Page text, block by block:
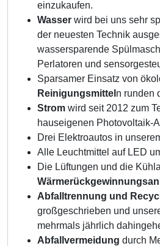
einzukaufen.
Wasser wird bei uns sehr
der neuesten Technik
wassersparende
Perlatoren und
Sparsamer Einsatz von
Reinigungsmittel n runden
Strom wird seit 2012 zum
hauseigenen Photovoltaik-
Drei Elektroautos in
Alle Leuchtmittel auf LED
Die Lüftungen und die
Abfalltrennung und
großgeschrieben und
mehrmals jährlich
Abfallvermeidung durch